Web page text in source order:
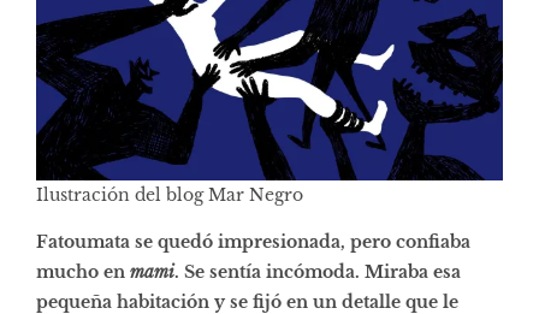
Ilustración del blog Mar Negro
Fatoumata se quedó impresionada, pero confiaba
mucho en mami. Se sentía incómoda. Miraba esa
pequeña habitación y se fijó en un detalle que le